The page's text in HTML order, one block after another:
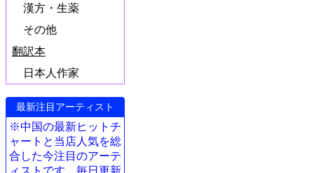
漢方・生薬
その他
翻訳本
日本人作家
最新注目アーティスト
※中国の最新ヒットチ
ャートと当店人気を総
合した今注目のアーテ
ィストです。毎日更新